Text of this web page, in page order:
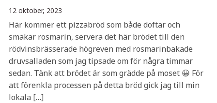
12 oktober, 2023
Här kommer ett pizzabröd som både doftar och
smakar rosmarin, servera det här brödet till den
rödvinsbrässerade högreven med rosmarinbakade
druvsalladen som jag tipsade om för några timmar
sedan. Tänk att brödet är som grädde på moset 😀 För
att förenkla processen på detta bröd gick jag till min
lokala […]